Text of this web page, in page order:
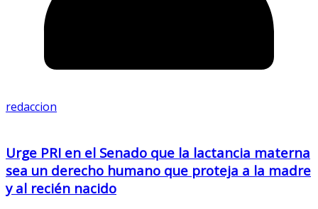
redaccion
Urge PRI en el Senado que la lactancia materna
sea un derecho humano que proteja a la madre
y al recién nacido